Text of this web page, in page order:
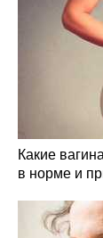
Какие
в норме и